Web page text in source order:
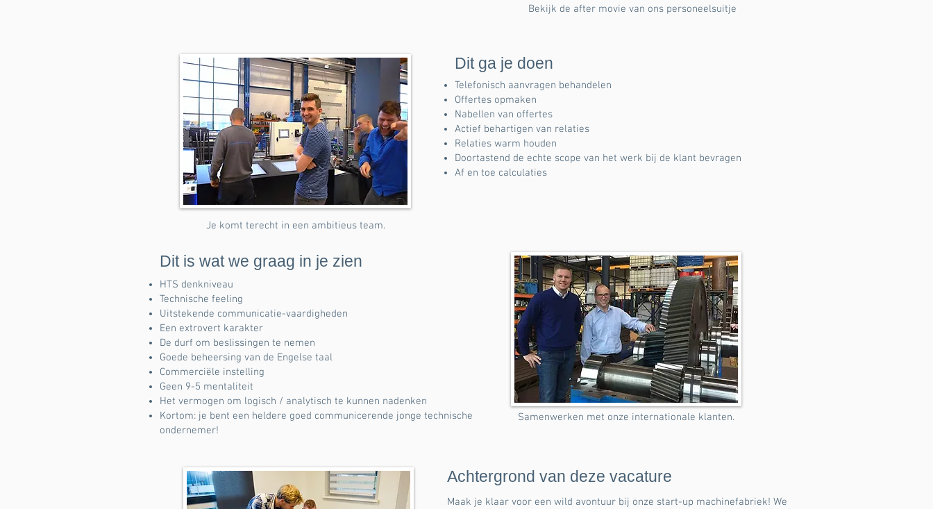
Bekijk de after movie van ons personeelsuitje
Je komt terecht in een ambitieus team.
Dit ga je doen
Telefonisch aanvragen behandelen
Offertes opmaken
Nabellen van offertes
Actief behartigen van relaties
Relaties warm houden
Doortastend de echte scope van het werk bij de klant bevragen
Af en toe calculaties
Dit is wat we graag in je zien
HTS denkniveau
Technische feeling
Uitstekende communicatie-vaardigheden
Een extrovert karakter
De durf om beslissingen te nemen
Goede beheersing van de Engelse taal
Commerciële instelling
Geen 9-5 mentaliteit
Het vermogen om logisch / analytisch te kunnen nadenken
Kortom: je bent een heldere goed communicerende jonge technische
ondernemer!
Samenwerken met onze internationale klanten.
Achtergrond van deze vacature
Maak je klaar voor een wild avontuur bij onze start-up machinefabriek! We